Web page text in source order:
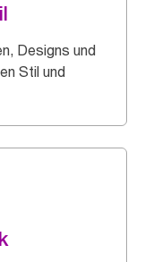
Designs und
Stil und